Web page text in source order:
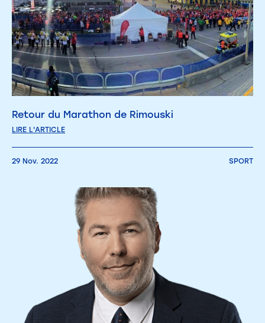
Retour du Marathon de Rimouski
LIRE L'ARTICLE
29 Nov. 2022 SPORT